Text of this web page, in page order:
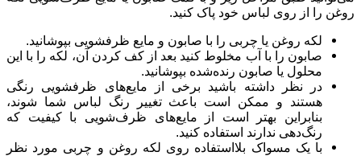
روغن را از روی لباس خود پاک کنید.
لکه روغن یا چربی را با صابون و مایع ظرفشویی بپوشانید.
صابون را با آب مخلوط کنید بعد از کف کردن آن، لکه را با این
محلول یا صابون رنده‌شده بپوشانید.
در نظر داشته باشید برخی از مایع‌های ظرفشویی رنگی
هستند و ممکن است باعث تغییر رنگ لباس شما شوند،
بنابراین بهتر است از مایع‌های ظرف‌شویی با کیفیت که
رنگ‌دهی ندارند استفاده کنید.
با یک مسواک بلااستفاده روی لکه روغن و چربی مورد نظر